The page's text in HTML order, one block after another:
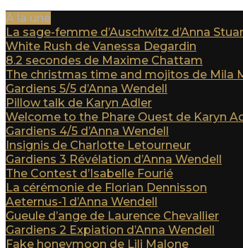
A la une
La sage-femme d’Auschwitz d’Anna
White Rush de Vanessa Degardin
8.2 secondes de Maxime Chattam
The christmas time and mojitos de Mila
Gardiens 5/5 d’Anna Wendell
Pillow talk de Karyn Adler
Welcome to the Phare Ouest de Karyn
Gardiens 4/5 d’Anna Wendell
Insignis de Charlotte Letourneur
Gardiens 3 Révélation d’Anna Wendell
The Contest d’Isabelle Fourié
La cérémonie de Florian Dennisson
Aeternus-1 d’Anna Wendell
Gueule d’ange de Laurence Chevallier
Gardiens 2 Expiation d’Anna Wendell
Fake honeymoon de Lili Malone